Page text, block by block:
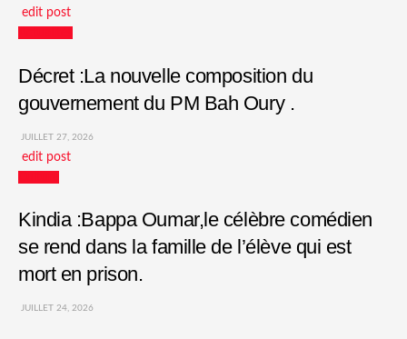
edit post
Décret :La nouvelle composition du
gouvernement du PM Bah Oury .
JUILLET 27, 2026
edit post
Kindia :Bappa Oumar,le célèbre comédien
se rend dans la famille de l’élève qui est
mort en prison.
JUILLET 24, 2026